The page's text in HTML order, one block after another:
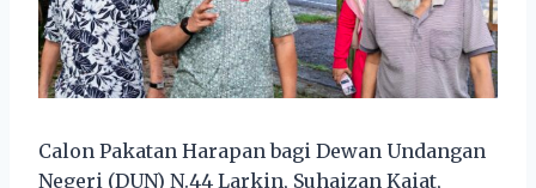
Calon Pakatan Harapan bagi Dewan Undangan
Negeri (DUN) N.44 Larkin, Suhaizan Kaiat,